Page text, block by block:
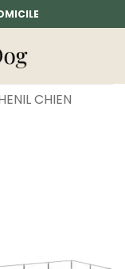
CHIEN